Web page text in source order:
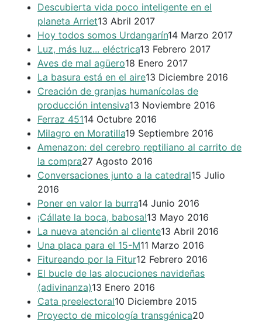
Descubierta vida poco inteligente en el
planeta Arriet13 Abril 2017
Hoy todos somos Urdangarín14 Marzo 2017
Luz, más luz... eléctrica13 Febrero 2017
Aves de mal agüero18 Enero 2017
La basura está en el aire13 Diciembre 2016
Creación de granjas humanícolas de
producción intensiva13 Noviembre 2016
Ferraz 45114 Octubre 2016
Milagro en Moratilla19 Septiembre 2016
Amenazon: del cerebro reptiliano al carrito de
la compra27 Agosto 2016
Conversaciones junto a la catedral15 Julio
2016
Poner en valor la burra14 Junio 2016
¡Cállate la boca, babosa!13 Mayo 2016
La nueva atención al cliente13 Abril 2016
Una placa para el 15-M11 Marzo 2016
Fitureando por la Fitur12 Febrero 2016
El bucle de las alocuciones navideñas
(adivinanza)13 Enero 2016
Cata preelectoral10 Diciembre 2015
Proyecto de micología transgénica20